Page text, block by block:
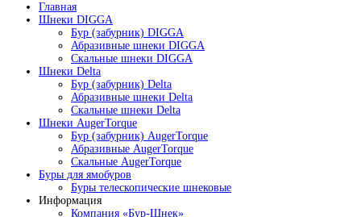
Главная
Шнеки DIGGA
Бур (забурник) DIGGA
Абразивные шнеки DIGGA
Скальные шнеки DIGGA
Шнеки Delta
Бур (забурник) Delta
Абразивные шнеки Delta
Скальные шнеки Delta
Шнеки AugerTorque
Бур (забурник) AugerTorque
Абразивные AugerTorque
Скальные AugerTorque
Буры для ямобуров
Буры телескопические шнековые
Информация
Компания «Бур-Шнек»